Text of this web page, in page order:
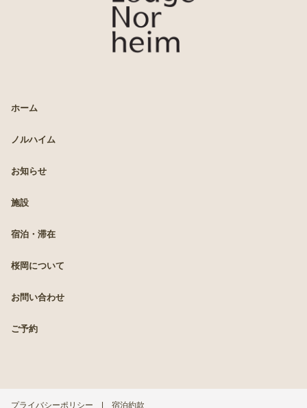
ホーム
ノルハイム
お知らせ
施設
宿泊・滞在
桜岡について
お問い合わせ
ご予約
プライバシーポリシー 宿泊約款